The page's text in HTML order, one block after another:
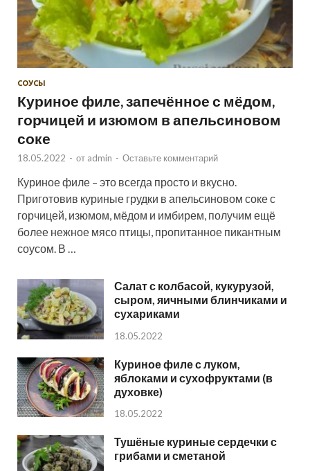
СОУСЫ
Куриное филе, запечённое с мёдом,
горчицей и изюмом в апельсиновом
соке
18.05.2022 - от admin - Оставьте комментарий
Куриное филе – это всегда просто и вкусно.
Приготовив куриные грудки в апельсиновом соке с
горчицей, изюмом, мёдом и имбирем, получим ещё
более нежное мясо птицы, пропитанное пикантным
соусом. В …
Салат с колбасой, кукурузой,
сыром, яичными блинчиками и
сухариками
18.05.2022
Куриное филе с луком,
яблоками и сухофруктами (в
духовке)
18.05.2022
Тушёные куриные сердечки с
грибами и сметаной